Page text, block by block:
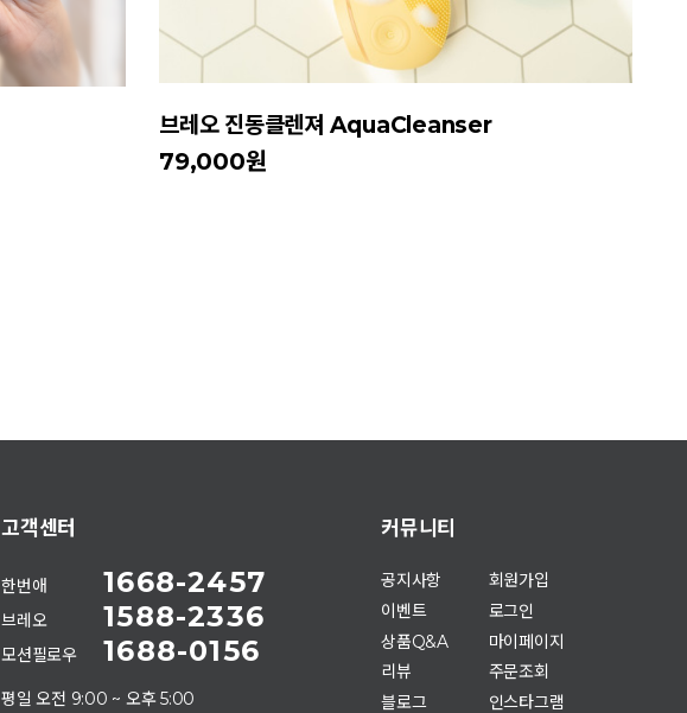
브레오 진동클렌져 AquaCleanser
79,000원
고객센터
한번애 1668-2457
브레오 1588-2336
모션필로우 1688-0156
평일 오전 9:00 ~ 오후 5:00
커뮤니티
공지사항
이벤트
상품Q&A
리뷰
블로그
회원가입
로그인
마이페이지
주문조회
인스타그램